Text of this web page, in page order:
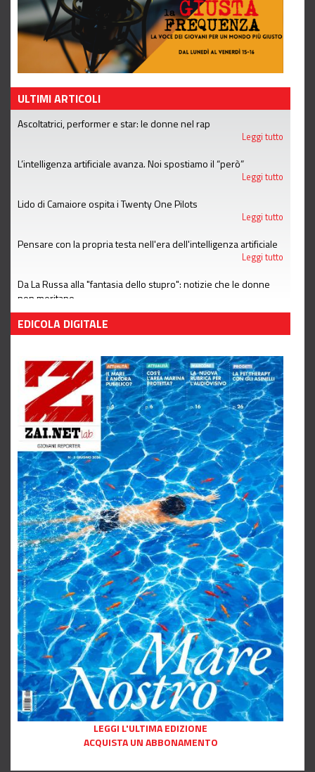
ULTIMI ARTICOLI
Ascoltatrici, performer e star: le donne nel rap
Leggi tutto
L’intelligenza artificiale avanza. Noi spostiamo il “però”
Leggi tutto
Lido di Camaiore ospita i Twenty One Pilots
Leggi tutto
Pensare con la propria testa nell'era dell'intelligenza artificiale
Leggi tutto
Da La Russa alla "fantasia dello stupro": notizie che le donne
non meritano
Leggi tutto
EDICOLA DIGITALE
LEGGI L'ULTIMA EDIZIONE
ACQUISTA UN ABBONAMENTO